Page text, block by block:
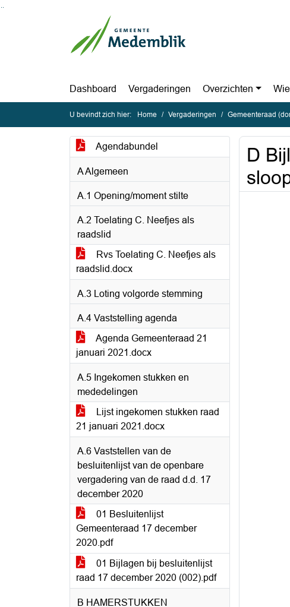
Ga naar de inhoud van deze pagina
Dashboard Vergaderingen Overzichten
U bevindt zich hier: Home Vergaderingen Gemeenteraad
Agendabundel
A Algemeen
A.1 Opening/moment stilte
A.2 Toelating C. Neefjes als
raadslid
Rvs Toelating C. Neefjes als
raadslid.docx
A.3 Loting volgorde stemming
A.4 Vaststelling agenda
Agenda Gemeenteraad 21
januari 2021.docx
A.5 Ingekomen stukken en
mededelingen
Lijst ingekomen stukken raad
21 januari 2021.docx
A.6 Vaststellen van de
besluitenlijst van de openbare
vergadering van de raad d.d. 17
december 2020
01 Besluitenlijst
Gemeenteraad 17 december
2020.pdf
01 Bijlagen bij besluitenlijst
raad 17 december 2020 (002).pdf
B HAMERSTUKKEN
D